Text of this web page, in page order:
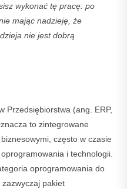
wykonać tę pracę: po
mając nadzieję, że
nie jest dobrą
Przedsiębiorstwa (ang. ERP,
to zintegrowane
często w czasie
i technologii.
oprogramowania do
pakiet